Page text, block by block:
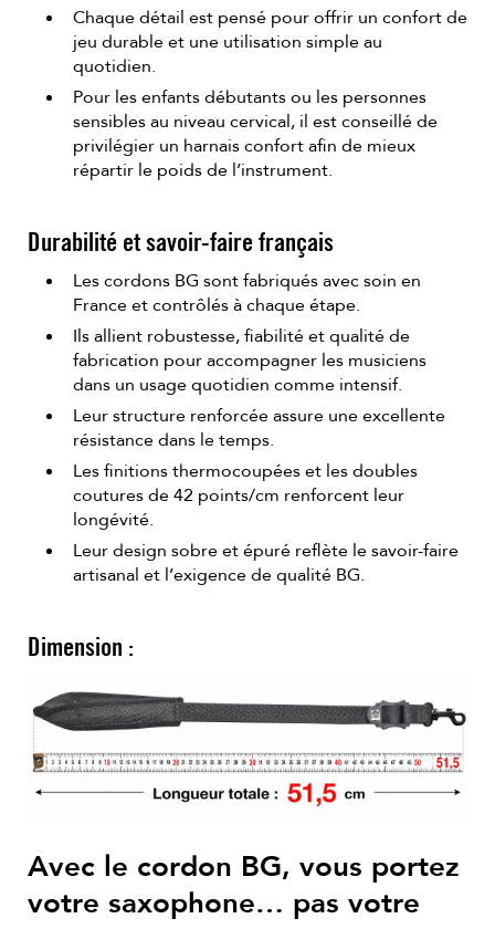
Chaque détail est pensé pour offrir un confort de
jeu durable et une utilisation simple au
quotidien.
Pour les enfants débutants ou les personnes
sensibles au niveau cervical, il est conseillé de
privilégier un harnais confort afin de mieux
répartir le poids de l’instrument.
Durabilité et savoir-faire français
Les cordons BG sont fabriqués avec soin en
France et contrôlés à chaque étape.
Ils allient robustesse, fiabilité et qualité de
fabrication pour accompagner les musiciens
dans un usage quotidien comme intensif.
Leur structure renforcée assure une excellente
résistance dans le temps.
Les finitions thermocoupées et les doubles
coutures de 42 points/cm renforcent leur
longévité.
Leur design sobre et épuré reflète le savoir-faire
artisanal et l’exigence de qualité BG.
Dimension :
Avec le cordon BG, vous portez
votre saxophone… pas votre